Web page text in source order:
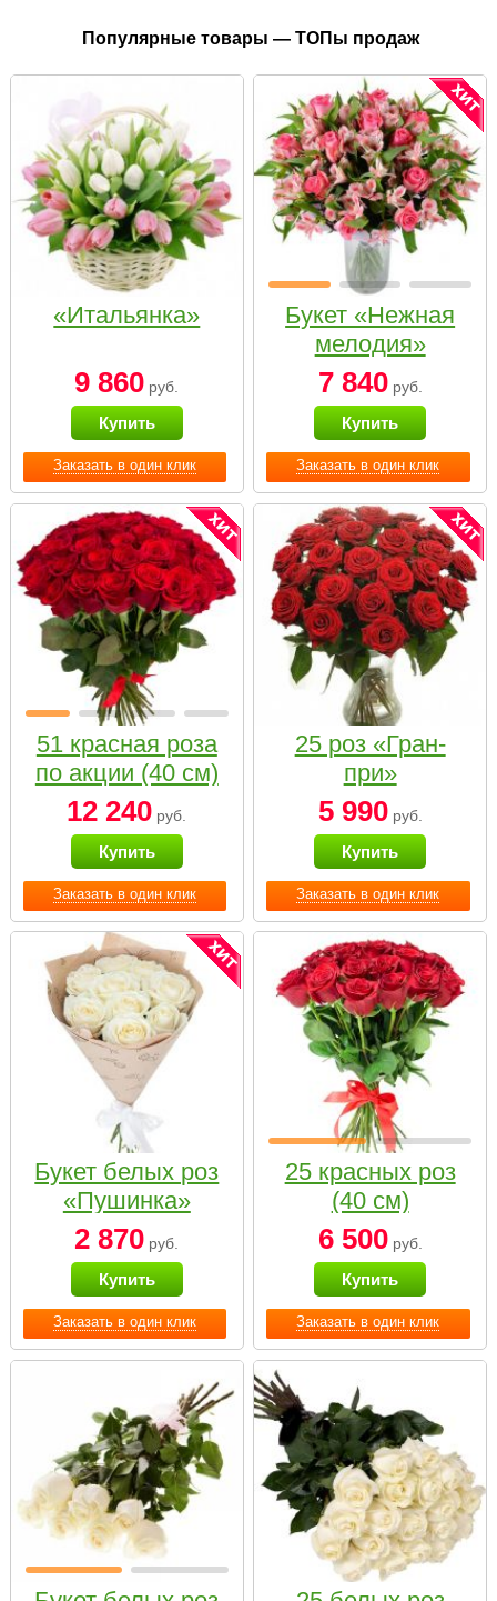
Популярные товары — ТОПы продаж
Заказать в один клик
«Итальянка»
9 860 руб.
Купить
Заказать в один клик
Букет «Нежная
мелодия»
7 840руб.
Купить
Заказать в один клик
51 красная роза
по акции (40 см)
12 240 руб.
Купить
Заказать в один клик
25 роз «Гран-
при»
5 990руб.
Купить
Заказать в один клик
Букет белых роз
«Пушинка»
2 870 руб.
Купить
Заказать в один клик
25 красных роз
(40 см)
6 500руб.
Купить